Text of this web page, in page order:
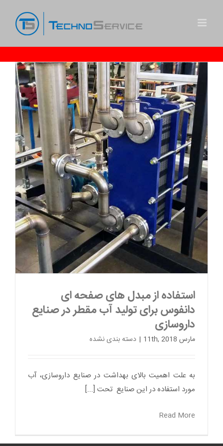
استفاده از مبدل های صفحه ای
دانفوس برای تولید آب مقطر در صنایع
داروسازی
مارس 11th, 2018 | دسته بندی نشده
به علت اهمیت بالای بهداشت در صنایع داروسازی، آب
مورد استفاده در این صنایع تحت [...]
Read More